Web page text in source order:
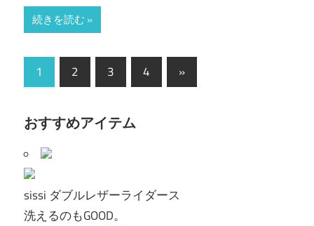
続きを読む
投
稿
の
ペ
ー
ジ
1 2 3 4
次
の
»
おすすめアイテム
sissi ダブルレザーライダース
洗えるのもGOOD。